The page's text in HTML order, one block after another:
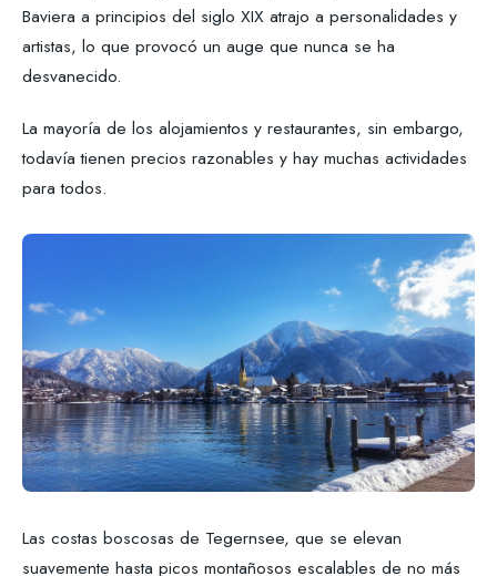
Baviera a principios del siglo XIX atrajo a personalidades y
artistas, lo que provocó un auge que nunca se ha
desvanecido.
La mayoría de los alojamientos y restaurantes, sin embargo,
todavía tienen precios razonables y hay muchas actividades
para todos.
Las costas boscosas de Tegernsee, que se elevan
suavemente hasta picos montañosos escalables de no más